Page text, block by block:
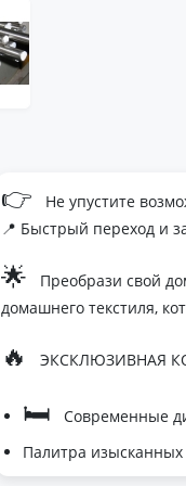
👉
Не упустите
📍 Быстрый переход и
🌟
Преобрази свой
домашнего текстиля,
🔥 ЭКСКЛЮЗИВНАЯ
🛏
Современные
Палитра изысканных